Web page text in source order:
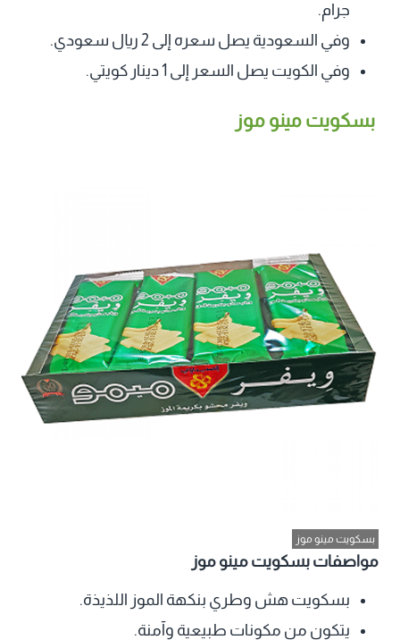
جرام.
وفي السعودية يصل سعره إلى 2 ريال سعودي.
وفي الكويت يصل السعر إلى 1 دينار كويتي.
بسكويت مينو موز
بسكويت مينو موز
مواصفات بسكويت مينو موز
بسكويت هش وطري بنكهة الموز اللذيذة.
يتكون من مكونات طبيعية وآمنة.